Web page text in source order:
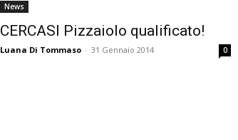
News
CERCASI Pizzaiolo qualificato!
Luana Di Tommaso - 31 Gennaio 2014 0